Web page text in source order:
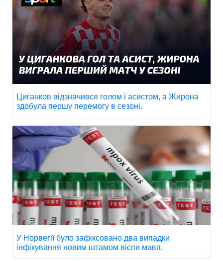
Циганков відзначився голом і асистом, а Жирона
здобула першу перемогу в сезоні.
У Норвегії було зафіксовано два випадки
інфікування новим штамом віспи мавп.